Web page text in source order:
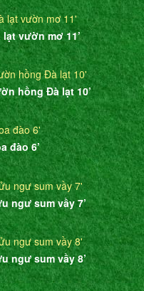
vườn mơ 11’
hồng Đà lạt 10’
đào 6’
ngư sum vầy 7’
ngư sum vầy 8’